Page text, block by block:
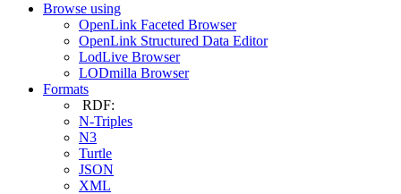
Browse using
OpenLink Faceted Browser
OpenLink Structured Data Editor
LodLive Browser
LODmilla Browser
Formats
RDF:
N-Triples
N3
Turtle
JSON
XML